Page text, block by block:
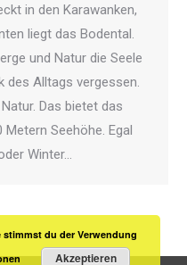
in den Karawanken,
liegt das Bodental.
und Natur die Seele
des Alltags vergessen.
Das bietet das
Seehöhe. Egal
Winter…
du der Verwendung
Akzeptieren